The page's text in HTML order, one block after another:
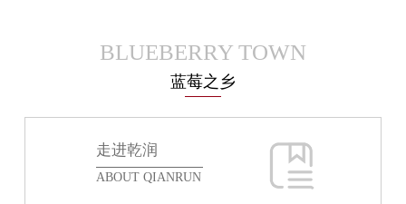
BLUEBERRY TOWN
蓝莓之乡
走进乾润
ABOUT QIANRUN